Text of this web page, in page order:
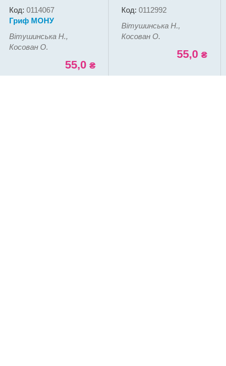
Код:0114067
Гриф МОНУ
Вітушинська Н.,
Косован О.
55,0 ₴
Напівдруковані літери
Код: 0112992
Вітушинська Н.,
Косован О.
55,0 ₴